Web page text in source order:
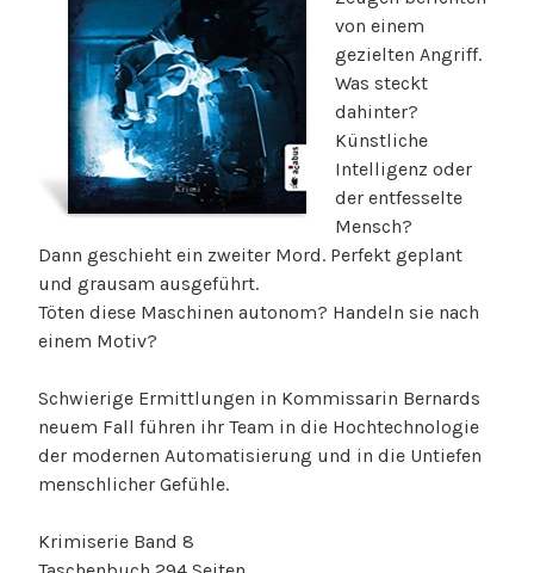
von einem
gezielten Angriff.
Was steckt
dahinter?
Künstliche
Intelligenz oder
der entfesselte
Mensch?
Dann geschieht ein zweiter Mord. Perfekt geplant
und grausam ausgeführt.
Töten diese Maschinen autonom? Handeln sie nach
einem Motiv?
Schwierige Ermittlungen in Kommissarin Bernards
neuem Fall führen ihr Team in die Hochtechnologie
der modernen Automatisierung und in die Untiefen
menschlicher Gefühle.
Krimiserie Band 8